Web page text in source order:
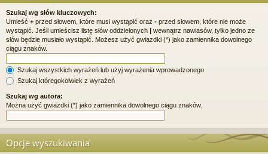
Szukaj wg słów kluczowych:
Umieść + przed słowem, które musi wystąpić oraz - przed słowem, które nie może
wystąpić. Jeśli umieścisz listę słów oddzielonych | wewnątrz nawiasów, tylko jedno ze
słów będzie musiało wystąpić. Możesz użyć gwiazdki (*) jako zamiennika dowolnego
ciągu znaków.
Szukaj wszystkich wyrażeń lub użyj wyrażenia wprowadzonego
Szukaj któregokolwiek z wyrażeń
Szukaj wg autora:
Można użyć gwiazdki (*) jako zamiennika dowolnego ciągu znaków.
Opcje wyszukiwania